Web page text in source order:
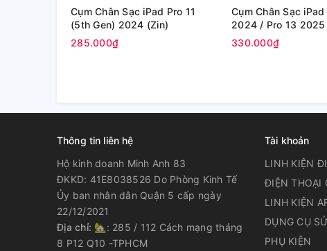
Cụm Chân Sạc iPad Pro 11
(5th Gen) 2024 (Zin)
285.000₫
Cụm Chân Sạc iPad
2024 / Pro 13
A2925 (Zin)
330.000₫
Thông tin liên hệ
Hộ kinh doanh Minh Anh 83
ĐKKD: 41E8038526 Do Phòng Kinh Tế
Ủy ban nhân dân Quận 5 cấp ngày
22/12/2021
Địa chỉ: 🏡: 285 / 112 Cách mạng tháng
8 P12 Q10 -TPHCM
Tài khoản
LINH KIỆN
ĐIỆN THOẠI
LINH KIỆN
DỤNG CỤ
PHỤ KIỆN